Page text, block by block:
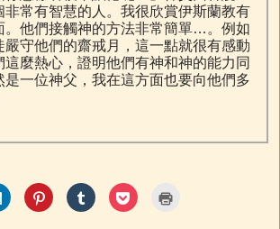
非常有智慧的人。我很欣賞伊斯蘭教有
。他們接觸神的方法非常簡單…。例如
嚴守他們的齋戒月，這一點就很有感動
這麼熱心，證明他們有神和神的能力同
是一位神父，我在這方面也要向他們多
C
l
C
l
C
l
C
l